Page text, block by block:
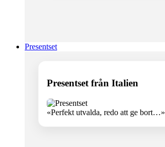
Presentset
Presentset från Italien
«Perfekt utvalda, redo att ge bort…»